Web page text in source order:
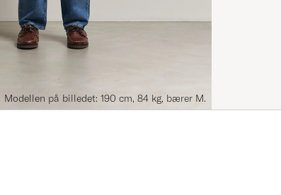
Modellen på billedet: 190 cm, 84 kg, bærer M.